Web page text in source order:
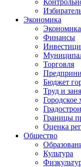
Экономика
Экономика
Финансы
Торговля
Бюджет
Труд и
Городское
Границы
Оценка
Общество
Культура